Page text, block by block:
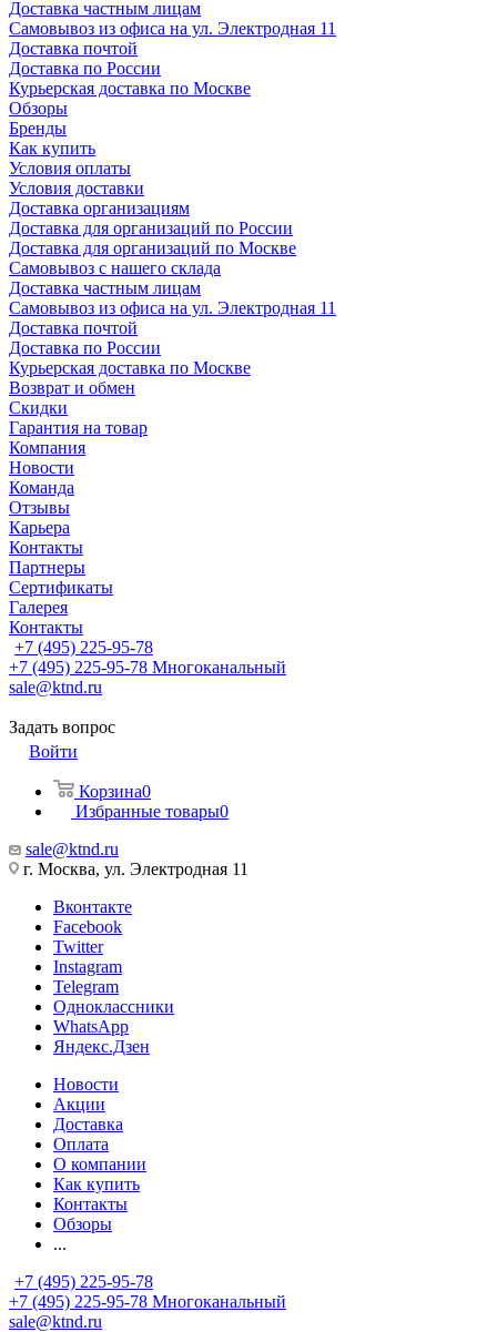
Доставка частным лицам
Самовывоз из офиса на ул. Электродная 11
Доставка почтой
Доставка по России
Курьерская доставка по Москве
Обзоры
Бренды
Как купить
Условия оплаты
Условия доставки
Доставка организациям
Доставка для организаций по России
Доставка для организаций по Москве
Самовывоз с нашего склада
Доставка частным лицам
Самовывоз из офиса на ул. Электродная 11
Доставка почтой
Доставка по России
Курьерская доставка по Москве
Возврат и обмен
Скидки
Гарантия на товар
Компания
Новости
Команда
Отзывы
Карьера
Контакты
Партнеры
Сертификаты
Галерея
Контакты
+7 (495) 225-95-78
+7 (495) 225-95-78 Многоканальный
sale@ktnd.ru
Задать вопрос
Войти
Корзина0
Избранные товары0
sale@ktnd.ru
г. Москва, ул. Электродная 11
Вконтакте
Facebook
Twitter
Instagram
Telegram
Одноклассники
WhatsApp
Яндекс.Дзен
Новости
Акции
Доставка
Оплата
О компании
Как купить
Контакты
Обзоры
...
+7 (495) 225-95-78
+7 (495) 225-95-78 Многоканальный
sale@ktnd.ru